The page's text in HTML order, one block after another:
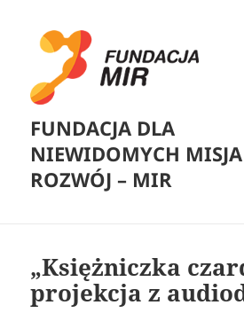
FUNDACJA DLA
NIEWIDOMYCH
ROZWÓJ – MIR
„Księżniczka
projekcja z